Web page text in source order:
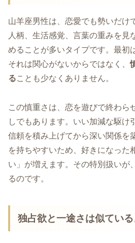
山羊座男性は、恋愛でも勢いだけ
人柄、生活感覚、言葉の重みを見
めることが多いタイプです。最初
それは関心がないからではなく、
ることも少なくありません。
この慎重さは、恋を遊びで終わら
しでもあります。いい加減な駆け
信頼を積み上げてから深い関係を
を持ちやすいため、好きになった
い」が増えます。その特別扱いが
るのです。
独占欲と一途さは似ている